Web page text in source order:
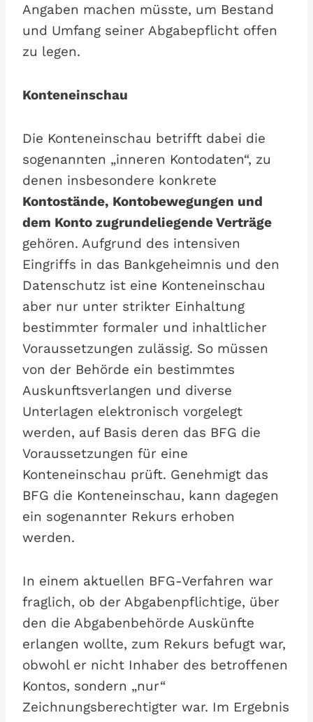
Angaben machen müsste, um Bestand
und Umfang seiner Abgabepflicht offen
zu legen.
Konteneinschau
Die Konteneinschau betrifft dabei die
sogenannten „inneren Kontodaten“, zu
denen insbesondere konkrete
Kontostände, Kontobewegungen und
dem Konto zugrundeliegende Verträge
gehören. Aufgrund des intensiven
Eingriffs in das Bankgeheimnis und den
Datenschutz ist eine Konteneinschau
aber nur unter strikter Einhaltung
bestimmter formaler und inhaltlicher
Voraussetzungen zulässig. So müssen
von der Behörde ein bestimmtes
Auskunftsverlangen und diverse
Unterlagen elektronisch vorgelegt
werden, auf Basis deren das BFG die
Voraussetzungen für eine
Konteneinschau prüft. Genehmigt das
BFG die Konteneinschau, kann dagegen
ein sogenannter Rekurs erhoben
werden.
In einem aktuellen BFG-Verfahren war
fraglich, ob der Abgabenpflichtige, über
den die Abgabenbehörde Auskünfte
erlangen wollte, zum Rekurs befugt war,
obwohl er nicht Inhaber des betroffenen
Kontos, sondern „nur“
Zeichnungsberechtigter war. Im Ergebnis